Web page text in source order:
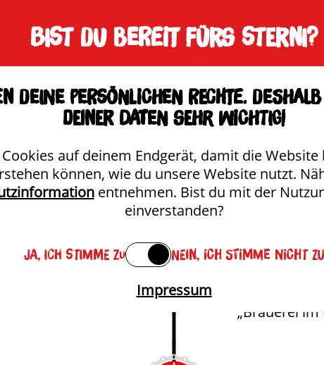
Bist du bereit fürs Sterni?
deine persönlichen Rechte.
deiner Daten sehr wichtig!
auf deinem Endgerät, damit die
können, wie du unsere Website nutzt.
entnehmen. Bist du mit der
einverstanden?
Ja, ich stimme zu Nein, ich stimme nicht zu
Impressum
BRAUEREI
Untermenü anzeigen
SORTIMENT
DIE STERNI HISTORIE
Bier mit Tradition
1278
Erste
„Brauerei